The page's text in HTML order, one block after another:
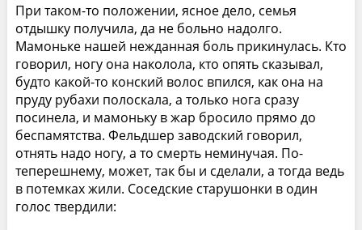
При таком-то положении, ясное дело, семья
отдышку получила, да не больно надолго.
Мамоньке нашей нежданная боль прикинулась. Кто
говорил, ногу она наколола, кто опять сказывал,
будто какой-то конский волос впился, как она на
пруду рубахи полоскала, а только нога сразу
посинела, и мамоньку в жар бросило прямо до
беспамятства. Фельдшер заводский говорил,
отнять надо ногу, а то смерть неминучая. По-
теперешнему, может, так бы и сделали, а тогда ведь
в потемках жили. Соседские старушонки в один
голос твердили: